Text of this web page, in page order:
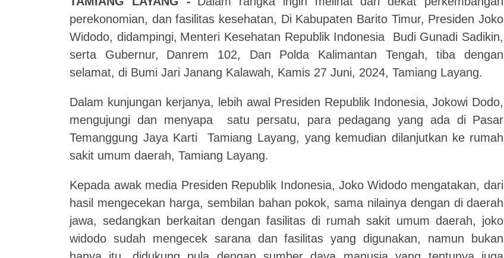
perekonomian, danfasilitas kesehatan, Di Kabupaten Barito Timur, Presiden Joko
Widodo, didampingi, Menteri Kesehatan Republik Indonesia Budi Gunadi Sadikin,
serta Gubernur,
Danrem 102, Dan Polda Kalimantan Tengah, tiba dengan
selamat, di Bumi Jari Janang Kalawah, Kamis 27 Juni, 2024, Tamiang Layang.
Dalam kunjungan kerjanya, lebih awal Presiden Republik Indonesia, Jokowi Dodo,
mengujungi dan menyapa satu persatu, para pedagang yang ada di Pasar
Temanggung Jaya Karti Tamiang Layang, yang kemudian dilanjutkan ke rumah
sakit umum daerah, Tamiang Layang.
Kepada awak media Presiden Republik Indonesia, Joko Widodo mengatakan, dari
hasil mengecekan harga, sembilan bahan pokok, sama nilainya dengan di daerah
jawa, sedangkan berkaitan dengan fasilitas di rumah sakit umum daerah, joko
widodo sudah mengecek sarana danfasilitas yang digunakan, namun bukan